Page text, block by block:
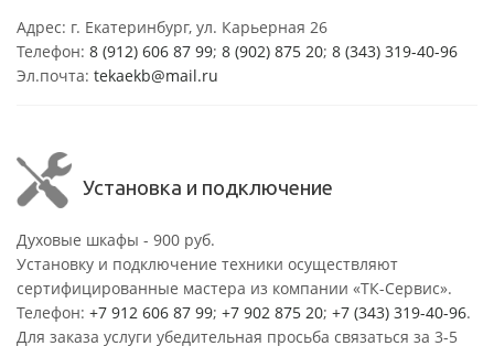
Адрес: г. Екатеринбург, ул. Карьерная 26
Телефон: 8 (912) 606 87 99; 8 (902) 875 20; 8 (343) 319-40-96
Эл.почта: tekaekb@mail.ru
Установка и подключение
Духовые шкафы - 900 руб.
Установку и подключение техники осуществляют
сертифицированные мастера из компании «ТК-Сервис».
Телефон: +7 912 606 87 99; +7 902 875 20; +7 (343) 319-40-96.
Для заказа услуги убедительная просьба связаться за 3-5